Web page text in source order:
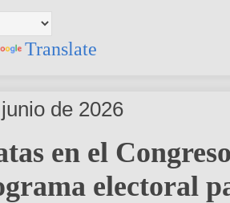
Translate
de 2026
en el
electoral